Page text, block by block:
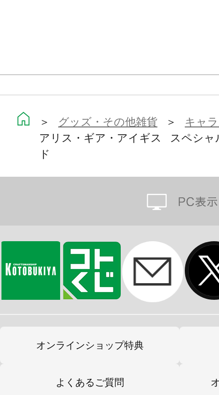
＞ グッズ・その他雑貨 ＞ キャ
アリス・ギア・アイギス スペシャ
ド
オンラインショップ特典
よくあるご質問